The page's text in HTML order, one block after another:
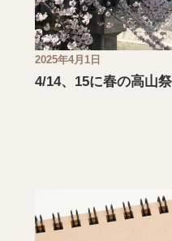
2025年4月1日
4/14、15に春の高山